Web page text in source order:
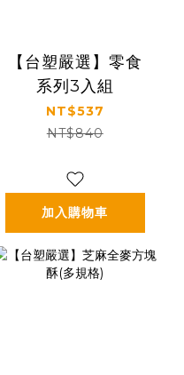
【台塑嚴選】零食
系列3入組
NT$537
NT$840
加入購物車